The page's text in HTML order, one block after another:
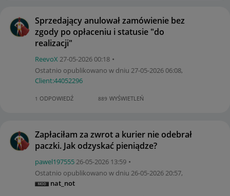
Sprzedający anulował zamówienie bez
zgody po opłaceniu i statusie "do
realizacji"
ReevoX ‎27-05-202600:18
Ostatnio opublikowano w dniu ‎27-05-202606:08,
Client:44052296
1 ODPOWIEDŹ 889 WYŚWIETLEŃ
Zapłaciłam za zwrot a kurier nie odebrał
paczki. Jak odzyskać pieniądze?
pawel197555‎26-05-2026 13:59
Ostatnio opublikowano w dniu ‎26-05-202620:57,
nat_not